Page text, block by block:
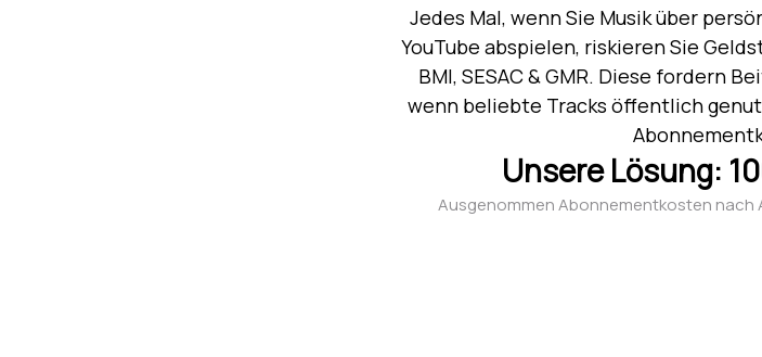
Jedes Mal, wenn Sie Musik über
YouTube abspielen, riskieren Sie
BMI, SESAC & GMR. Diese fordern
wenn beliebte Tracks öffentlich
Unsere Lösung:
Ausgenommen Abonnementkosten nach